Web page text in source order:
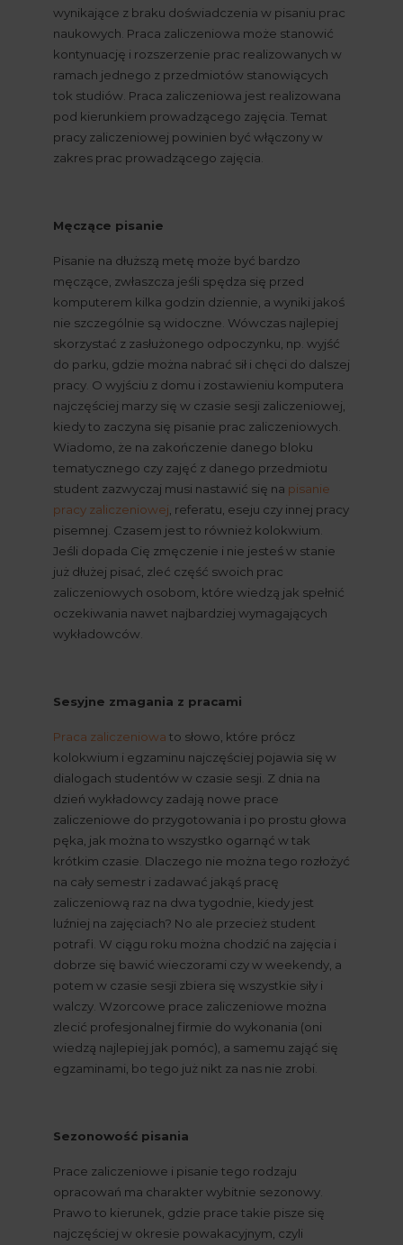
wynikające z braku doświadczenia w pisaniu prac
naukowych. Praca zaliczeniowa może stanowić
kontynuację i rozszerzenie prac realizowanych w
ramach jednego z przedmiotów stanowiących
tok studiów. Praca zaliczeniowa jest realizowana
pod kierunkiem prowadzącego zajęcia. Temat
pracy zaliczeniowej powinien być włączony w
zakres prac prowadzącego zajęcia.
Męczące pisanie
Pisanie na dłuższą metę może być bardzo
męczące, zwłaszcza jeśli spędza się przed
komputerem kilka godzin dziennie, a wyniki jakoś
nie szczególnie są widoczne. Wówczas najlepiej
skorzystać z zasłużonego odpoczynku, np. wyjść
do parku, gdzie można nabrać sił i chęci do dalszej
pracy. O wyjściu z domu i zostawieniu komputera
najczęściej marzy się w czasie sesji zaliczeniowej,
kiedy to zaczyna się pisanie prac zaliczeniowych.
Wiadomo, że na zakończenie danego bloku
tematycznego czy zajęć z danego przedmiotu
student zazwyczaj musi nastawić się na pisanie
pracy zaliczeniowej , referatu, eseju czy innej pracy
pisemnej. Czasem jest to również kolokwium.
Jeśli dopada Cię zmęczenie i nie jesteś w stanie
już dłużej pisać, zleć część swoich prac
zaliczeniowych osobom, które wiedzą jak spełnić
oczekiwania nawet najbardziej wymagających
wykładowców.
Sesyjne zmagania z pracami
Praca zaliczeniowa to słowo, które prócz
kolokwium i egzaminu najczęściej pojawia się w
dialogach studentów w czasie sesji. Z dnia na
dzień wykładowcy zadają nowe prace
zaliczeniowe do przygotowania i po prostu głowa
pęka, jak można to wszystko ogarnąć w tak
krótkim czasie. Dlaczego nie można tego rozłożyć
na cały semestr i zadawać jakąś pracę
zaliczeniową raz na dwa tygodnie, kiedy jest
luźniej na zajęciach? No ale przecież student
potrafi. W ciągu roku można chodzić na zajęcia i
dobrze się bawić wieczorami czy w weekendy, a
potem w czasie sesji zbiera się wszystkie siły i
walczy. Wzorcowe prace zaliczeniowe można
zlecić profesjonalnej firmie do wykonania (oni
wiedzą najlepiej jak pomóc), a samemu zająć się
egzaminami, bo tego już nikt za nas nie zrobi.
Sezonowość pisania
Prace zaliczeniowe i pisanie tego rodzaju
opracowań ma charakter wybitnie sezonowy.
Prawo to kierunek, gdzie prace takie pisze się
najczęściej w okresie powakacyjnym, czyli